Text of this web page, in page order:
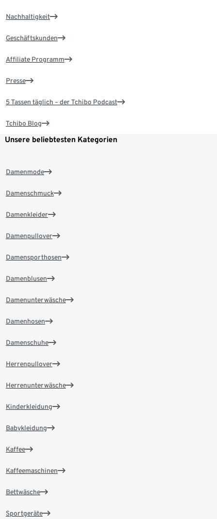
Nachhaltigkeit
Geschäftskunden
Affiliate Programm
Presse
5 Tassen täglich – der Tchibo Podcast
Tchibo Blog
Unsere beliebtesten Kategorien
Damenmode
Damenschmuck
Damenkleider
Damenpullover
Damensporthosen
Damenblusen
Damenunterwäsche
Damenhosen
Damenschuhe
Herrenpullover
Herrenunterwäsche
Kinderkleidung
Babykleidung
Kaffee
Kaffeemaschinen
Bettwäsche
Sportgeräte